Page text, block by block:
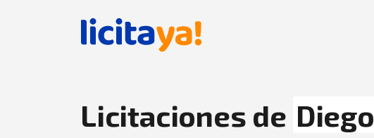
Licitaciones de Diego